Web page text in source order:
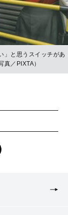
」と思うスイッチがあ
／PIXTA）